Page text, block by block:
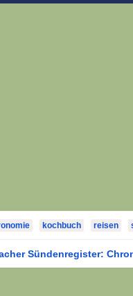
kochbuch reisen
Sündenregister: